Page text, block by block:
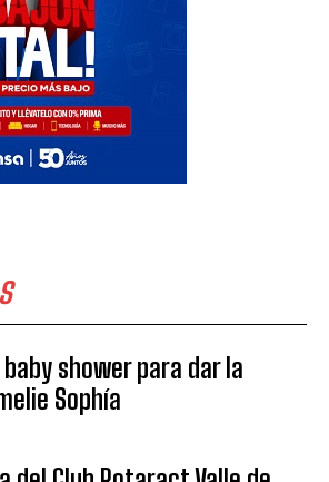
shower para dar la
Sophía